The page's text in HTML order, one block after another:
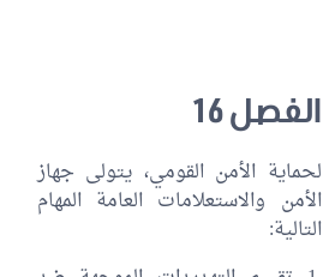
الفصل 16
لحماية الأمن القومي، يتولى جهاز
الأمن والاستعلامات العامة المهام
التالية: